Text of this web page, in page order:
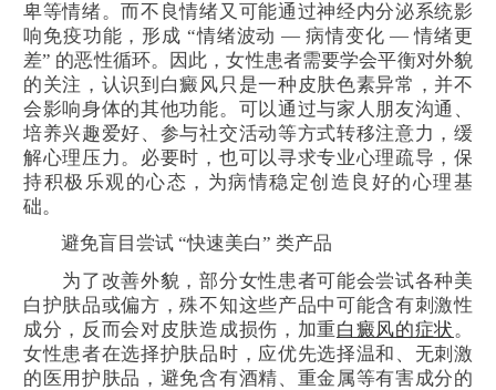
卑等情绪。而不良情绪又可能通过神经内分泌系统影
响免疫功能，形成 “情绪波动 — 病情变化 — 情绪更
差” 的恶性循环。因此，女性患者需要学会平衡对外貌
的关注，认识到白癜风只是一种皮肤色素异常，并不
会影响身体的其他功能。可以通过与家人朋友沟通、
培养兴趣爱好、参与社交活动等方式转移注意力，缓
解心理压力。必要时，也可以寻求专业心理疏导，保
持积极乐观的心态，为病情稳定创造良好的心理基
础。
避免盲目尝试 “快速美白” 类产品
为了改善外貌，部分女性患者可能会尝试各种美
白护肤品或偏方，殊不知这些产品中可能含有刺激性
成分，反而会对皮肤造成损伤，加重白癜风的症状 。
女性患者在选择护肤品时，应优先选择温和、无刺激
的医用护肤品，避免含有酒精、重金属等有害成分的